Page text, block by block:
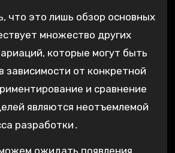
что это лишь обзор основных
множество других
которые могут быть
зависимости от конкретной
и сравнение
являются неотъемлемой
разработки․